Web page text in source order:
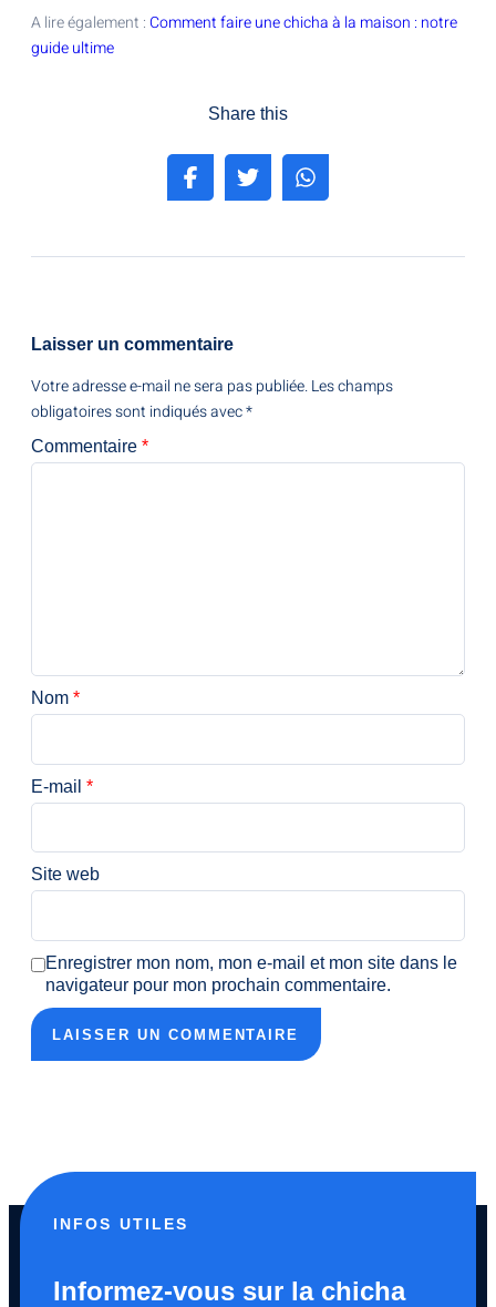
A lire également :Comment faire une chicha à la maison : notre
guide ultime
Share this
Laisser un commentaire
Votre adresse e-mail ne sera pas publiée.Les champs
obligatoires sont indiqués avec*
Commentaire *
Nom *
E-mail *
Site web
Enregistrer mon nom, mon e-mail et mon site dans le
navigateur pour mon prochain commentaire.
INFOS UTILES
Informez-vous sur la chicha